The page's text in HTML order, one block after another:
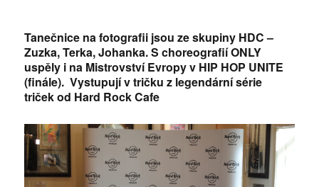
Tanečnice na fotografii jsou ze skupiny HDC –
Zuzka, Terka, Johanka. S choreografií ONLY
uspěly i na Mistrovství Evropy v HIP HOP UNITE
(finále). Vystupují v tričku z legendární série
triček od Hard Rock Cafe